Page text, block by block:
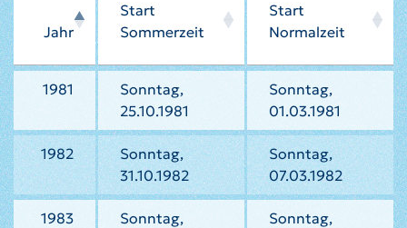
Jahr
Start
Sommerzeit
Start
Normalzeit
1981
Sonntag,
25.10.1981
Sonntag,
01.03.1981
1982
Sonntag,
31.10.1982
Sonntag,
07.03.1982
1983
Sonntag,
Sonntag,